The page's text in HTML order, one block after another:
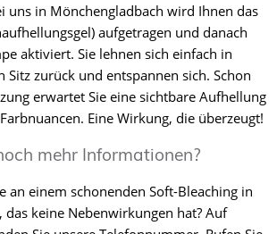
uns in Mönchengladbach wird Ihnen das
aufgetragen und danach
aktiviert. Sie lehnen sich einfach in
Sitz zurück und entspannen sich. Schon
erwartet Sie eine sichtbare Aufhellung
Eine Wirkung, die überzeugt!
mehr Informationen?
an einem schonenden Soft-Bleaching in
das keine Nebenwirkungen hat? Auf